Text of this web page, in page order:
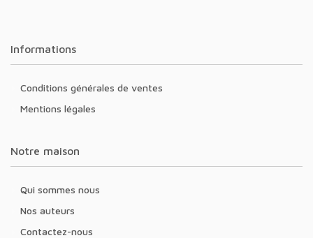
Informations
Conditions générales de ventes
Mentions légales
Notre maison
Qui sommes nous
Nos auteurs
Contactez-nous